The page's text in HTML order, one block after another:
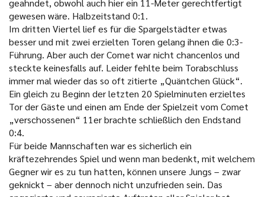
geahndet, obwohl auch hier ein 11-Meter gerechtfertigt
gewesen wäre. Halbzeitstand 0:1.
Im dritten Viertel lief es für die Spargelstädter etwas
besser und mit zwei erzielten Toren gelang ihnen die 0:3-
Führung. Aber auch der Comet war nicht chancenlos und
steckte keinesfalls auf. Leider fehlte beim Torabschluss
immer mal wieder das so oft zitierte „Quäntchen Glück“.
Ein gleich zu Beginn der letzten 20 Spielminuten erzieltes
Tor der Gäste und einen am Ende der Spielzeit vom Comet
„verschossenen“ 11er brachte schließlich den Endstand
0:4.
Für beide Mannschaften war es sicherlich ein
kräftezehrendes Spiel und wenn man bedenkt, mit welchem
Gegner wir es zu tun hatten, können unsere Jungs – zwar
geknickt – aber dennoch nicht unzufrieden sein. Das